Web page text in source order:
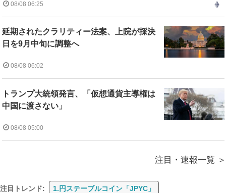
08/08 06:25
延期されたクラリティー法案、上院が採決
日を9月中旬に調整へ
08/08 06:02
トランプ大統領発言、「仮想通貨主導権は
中国に渡さない」
08/08 05:00
注目・速報一覧
注目トレンド: 1.円ステーブルコイン「JPYC」